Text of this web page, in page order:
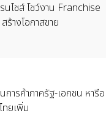
ชส์ โชว์งาน Franchise
ร้างโอกาสขาย
ารค้าภาครัฐ-เอกชน หารือ
ทยเพิ่ม